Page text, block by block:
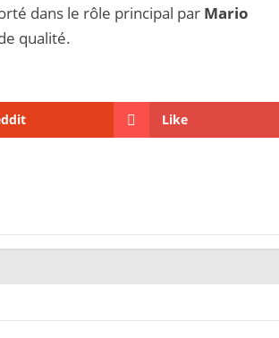
dans le rôle principal par Mario
qualité.
Like